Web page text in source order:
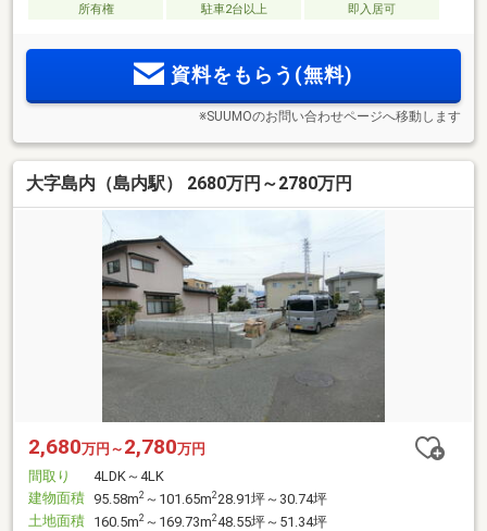
所有権
駐車2台以上 即入居可
資料をもらう(無料)
※SUUMOのお問い合わせページへ移動します
大字島内（島内駅） 2680万円～2780万円
2,680万円～ 2,780万円
間取り
4LDK～4LK
建物面積 95.58m2 ～101.65m2 28.91坪～30.74坪
土地面積 160.5m2 ～169.73m248.55坪～51.34坪